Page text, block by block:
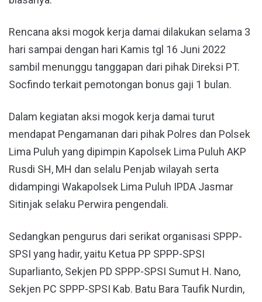
Rencana aksi mogok kerja damai dilakukan selama 3
hari sampai dengan hari Kamis tgl 16 Juni 2022
sambil menunggu tanggapan dari pihak Direksi PT.
Socfindo terkait pemotongan bonus gaji 1 bulan.
Dalam kegiatan aksi mogok kerja damai turut
mendapat Pengamanan dari pihak Polres dan Polsek
Lima Puluh yang dipimpin Kapolsek Lima Puluh AKP
Rusdi SH, MH dan selalu Penjab wilayah serta
didampingi Wakapolsek Lima Puluh IPDA Jasmar
Sitinjak selaku Perwira pengendali.
Sedangkan pengurus dari serikat organisasi SPPP-
SPSI yang hadir, yaitu Ketua PP SPPP-SPSI
Suparlianto, Sekjen PD SPPP-SPSI Sumut H. Nano,
Sekjen PC SPPP-SPSI Kab. Batu Bara Taufik Nurdin,